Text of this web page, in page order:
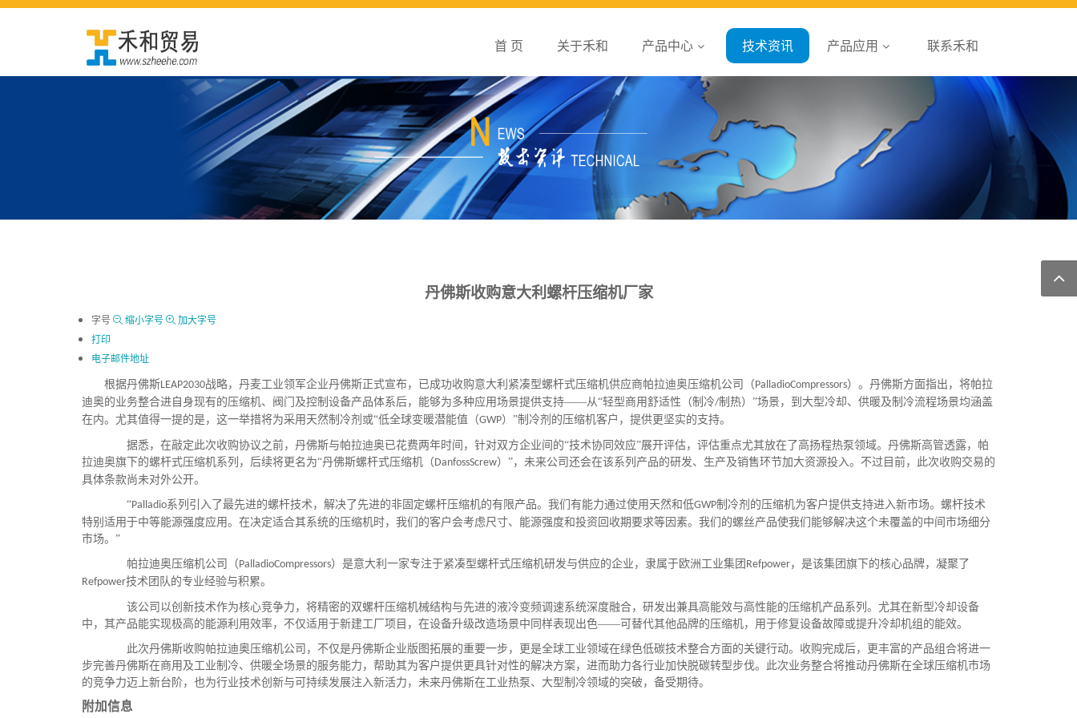
首 页 关于禾和 产品中心 技术资讯 产品应用 联系禾和
丹佛斯收购意大利螺杆压缩机厂家
字号 缩小字号
加大字号
打印
电子邮件地址
根据丹佛斯LEAP2030战略，丹麦工业领军企业丹佛斯正式宣布，已成功收购意大利紧凑型螺杆式压缩机供应商帕拉迪奥压缩机公司（PalladioCompressors）。丹佛斯方面指出，将帕拉
迪奥的业务整合进自身现有的压缩机、阀门及控制设备产品体系后，能够为多种应用场景提供支持——从“轻型商用舒适性（制冷/制热）”场景，到大型冷却、供暖及制冷流程场景均涵盖
在内。尤其值得一提的是，这一举措将为采用天然制冷剂 或“低全球变暖潜能值（GWP）”制冷剂的压缩机客户，提供更坚实的支持。
据悉，在敲定此次收购协议之前，丹佛斯与帕拉迪奥已花费两年时间，针对双方企业间的“技术协同效应”展开评估，评估重点尤其放在了高扬程热泵领域。丹佛斯高管透露，帕
拉迪奥旗下的螺杆式压缩机系列，后续将更名为“丹佛斯螺杆式压缩机（DanfossScrew）”，未来公司还会在该系列产品的研发、生产及销售环节加大资源投入。不过目前，此次收购交易的
具体条款尚未对外公开。
“Palladio系列引入了最先进的螺杆技术，解决了先进的非固定螺杆压缩机的有限产品。我们有能力通过使用天然和低GWP制冷剂的压缩机为客户提供支持进入新市场。螺杆技术
特别适用于中等能源强度应用。在决定适合其系统的压缩机时，我们的客户会考虑尺寸、能源强度和投资回收期要求等因素。我们的螺丝产品使我们能够解决这个未覆盖的中间市场细分
市场。”
帕拉迪奥压缩机公司（PalladioCompressors）是意大利一家专注于紧凑型螺杆式压缩机研发与供应的企业，隶属于欧洲工业集团 Refpower，是该集团旗下的核心品牌，凝聚了
Refpower技术团队的专业经验与积累。
该公司以创新技术作为核心竞争力，将精密的双螺杆压缩机械结构与先进的液冷变频调速系统深度融合，研发出兼具高能效与高性能的压缩机产品系列。尤其在新型冷却设备
中，其产品能实现极高的能源利用效率，不仅适用于新建工厂项目，在设备升级改造场景中同样表现出色——可替代其他品牌的压缩机，用于修复设备故障或提升冷却机组的能效。
此次丹佛斯收购帕拉迪奥压缩机公司，不仅是丹佛斯企业版图拓展的重要一步，更是全球工业领域在绿色低碳技术整合方面的关键行动。收购完成后，更丰富的产品组合将进一
步完善丹佛斯在商用及工业制冷、供暖全场景的服务能力，帮助其为客户提供更具针对性的解决方案，进而助力各行业加快脱碳转型步伐。此次业务整合将推动丹佛斯在全球压缩机市场
的竞争力迈上新台阶，也为行业技术创新与可持续发展注入新活力，未来丹佛斯在工业热泵、大型制冷领域的突破，备受期待。
附加信息